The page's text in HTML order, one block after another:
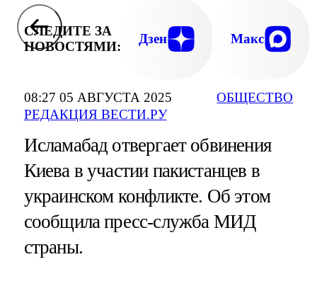
08:27 05 АВГУСТА 2025
РЕДАКЦИЯ ВЕСТИ.РУ
ОБЩЕСТВО
СЛЕДИТЕ ЗА
НОВОСТЯМИ:
Дзен Макс
Исламабад отвергает обвинения
Киева в участии пакистанцев в
украинском конфликте. Об этом
сообщила пресс-служба МИД
страны.